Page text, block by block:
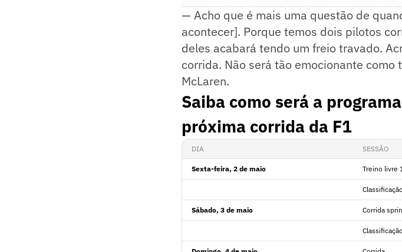
— Acho que é mais uma questão de
acontecer]. Porque temos dois pilotos
deles acabará tendo um freio travado.
corrida. Não será tão emocionante
McLaren.
Saiba como será a
próxima corrida da F1
DIA SESSÃO
Sexta-feira, 2 de maio Treino livre
Sábado, 3 de maio Corrida